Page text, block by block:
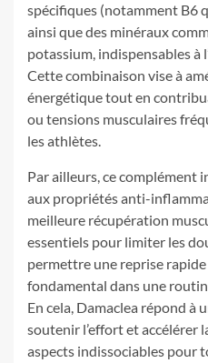
spécifiques (notamment B6
ainsi que des minéraux
potassium, indispensables à
Cette combinaison vise à
énergétique tout en
ou tensions musculaires
les athlètes.
Par ailleurs, ce complément
aux propriétés anti-
meilleure récupération
essentiels pour limiter les
permettre une reprise
fondamental dans une
En cela, Damaclea répond à
soutenir l’effort et accélérer
aspects indissociables pour